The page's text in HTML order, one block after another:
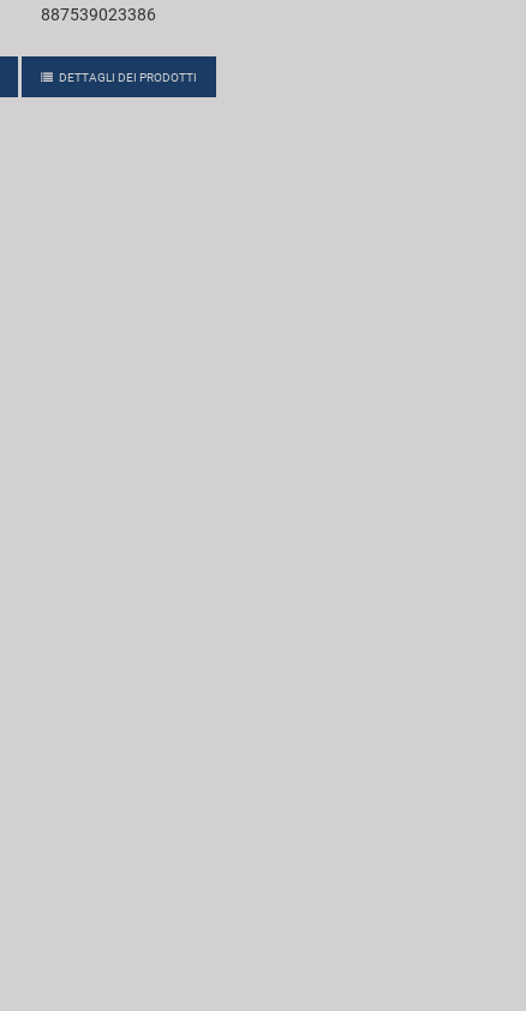
887539023386
DETTAGLI DEI PRODOTTI